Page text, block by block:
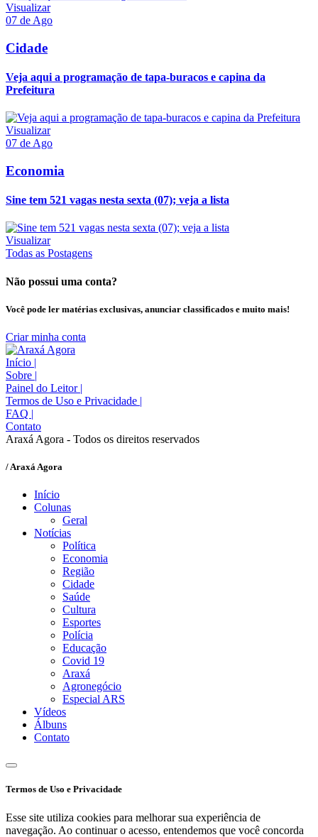
Visualizar
07 de Ago
Cidade
Veja aqui a programação de tapa-buracos e capina da
Prefeitura
Visualizar
07 de Ago
Economia
Sine tem 521 vagas nesta sexta (07); veja a lista
Visualizar
Todas as Postagens
Não possui uma conta?
Você pode ler matérias exclusivas, anunciar classificados e muito mais!
Criar minha conta
Início |
Sobre |
Painel do Leitor |
Termos de Uso e Privacidade |
FAQ |
Contato
Araxá Agora - Todos os direitos reservados
/ Araxá Agora
Início
Colunas
Geral
Notícias
Política
Economia
Região
Cidade
Saúde
Cultura
Esportes
Polícia
Educação
Covid 19
Araxá
Agronegócio
Especial ARS
Vídeos
Álbuns
Contato
Termos de Uso e Privacidade
Esse site utiliza cookies para melhorar sua experiência de
navegação. Ao continuar o acesso, entendemos que você concorda